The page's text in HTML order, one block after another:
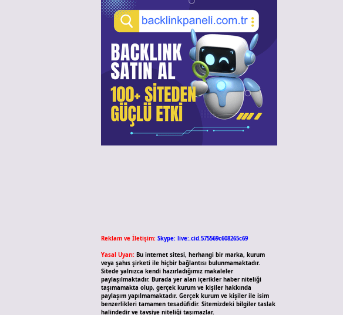
Reklam ve İletişim: Skype: live:.cid.575569c608265c69
Yasal Uyarı: Bu internet sitesi, herhangi bir marka, kurum
veya şahıs şirketi ile hiçbir bağlantısı bulunmamaktadır.
Sitede yalnızca kendi hazırladığımız makaleler
paylaşılmaktadır. Burada yer alan içerikler haber niteliği
taşımamakta olup, gerçek kurum ve kişiler hakkında
paylaşım yapılmamaktadır. Gerçek kurum ve kişiler ile isim
benzerlikleri tamamen tesadüfidir. Sitemizdeki bilgiler taslak
halindedir ve tavsiye niteliği taşımazlar.